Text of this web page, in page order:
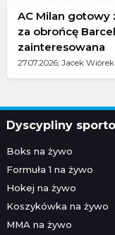
AC Milan gotowy
za obrońcę
zainteresowana
27.07.2026; Jacek Wiórek
Dyscypliny
Boks na żywo
Formuła 1 na żywo
Hokej na żywo
Koszykówka na żywo
MMA na żywo